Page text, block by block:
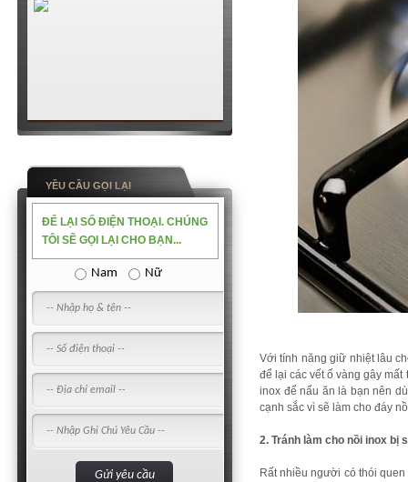
YỀU CẦU GỌI LẠI
ĐỂ LẠI SỐ ĐIỆN THOẠI. CHÚNG
TÔI SẼ GỌI LẠI CHO BẠN...
Nam Nữ
Với tính năng giữ nhiệt lâu
để lại các vết ố vàng gây
inox để nấu ăn là bạn nên
cạnh sắc vì sẽ làm cho đáy
2. Tránh làm cho nồi inox bị
Rất nhiều người có thói